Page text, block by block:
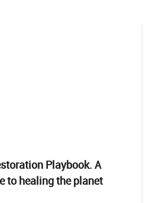
Playbook. A
to healing the planet